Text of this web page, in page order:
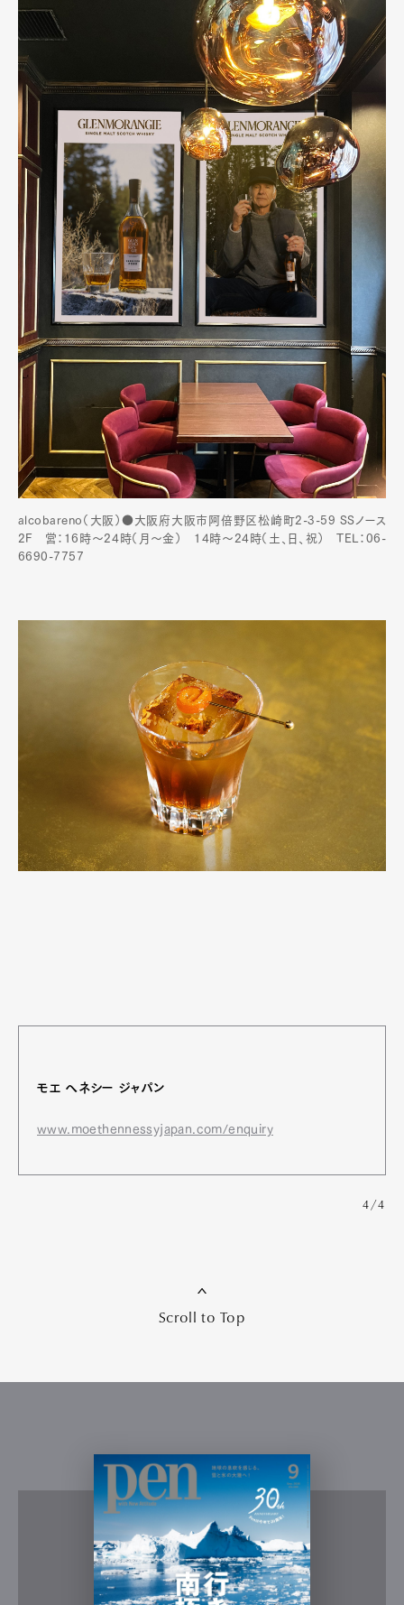
alcobareno（大阪）●大阪府大阪市阿倍野区松崎町2-3-59 SSノース
2F 営：16時～24時（月〜金） 14時〜24時（土、日、祝） TEL：06-
6690-7757
モエ ヘネシー ジャパン
www.moethennessyjapan.com/enquiry
4/4
Scroll to Top